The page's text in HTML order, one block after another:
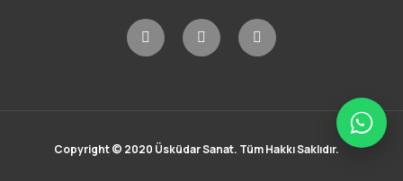
Copyright © 2020 Üsküdar Sanat. Tüm Hakkı Saklıdır.